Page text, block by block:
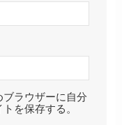
ラウザーに自分
を保存する。